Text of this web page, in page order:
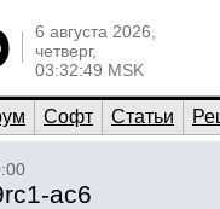
6 августа 2026,
четверг,
03:32:49 MSK
Софт Статьи
ac6